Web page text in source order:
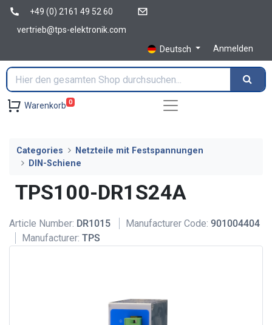
+49 (0) 2161 49 52 60
vertrieb@tps-elektronik.com
Deutsch
Anmelden
Warenkorb 0
Categories
Netzteile mit Festspannungen
DIN-Schiene
TPS100-DR1S24A
Article Number: DR1015 Manufacturer Code: 901004404
Manufacturer: TPS